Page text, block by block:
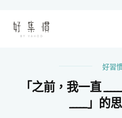
好習
「之前，我一直
_____」的